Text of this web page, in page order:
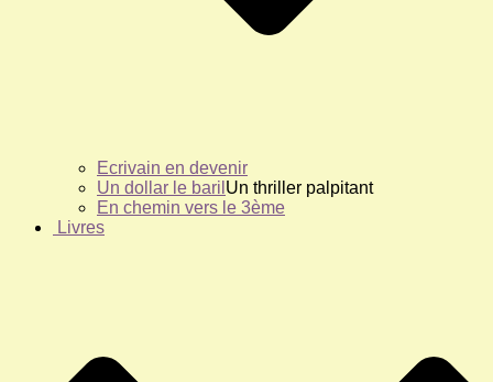
Ecrivain en devenir
Un dollar le baril Un thriller palpitant
En chemin vers le 3ème
Livres